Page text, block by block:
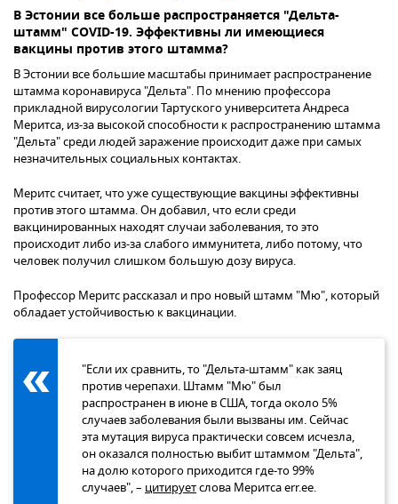
В Эстонии все больше распространяется "Дельта-
штамм" COVID-19. Эффективны ли имеющиеся
вакцины против этого штамма?
В Эстонии все большие масштабы принимает распространение
штамма коронавируса "Дельта". По мнению профессора
прикладной вирусологии Тартуского университета Андреса
Меритса, из-за высокой способности к распространению штамма
"Дельта" среди людей заражение происходит даже при самых
незначительных социальных контактах.
Меритс считает, что уже существующие вакцины эффективны
против этого штамма. Он добавил, что если среди
вакцинированных находят случаи заболевания, то это
происходит либо из-за слабого иммунитета, либо потому, что
человек получил слишком большую дозу вируса.
Профессор Меритс рассказал и про новый штамм "Мю", который
обладает устойчивостью к вакцинации.
"Если их сравнить, то "Дельта-штамм" как заяц
против черепахи. Штамм "Мю" был
распространен в июне в США, тогда около 5%
случаев заболевания были вызваны им. Сейчас
эта мутация вируса практически совсем исчезла,
он оказался полностью выбит штаммом "Дельта",
на долю которого приходится где-то 99%
случаев", – цитируетслова Меритса err.ee.